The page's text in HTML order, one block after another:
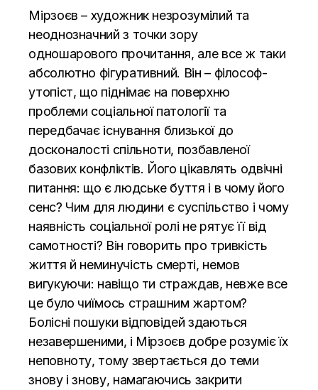
Мірзоєв – художник незрозумілий та
неоднозначний з точки зору
одношарового прочитання, але все ж таки
абсолютно фігуративний. Він – філософ-
утопіст, що піднімає на поверхню
проблеми соціальної патології та
передбачає існування близької до
досконалості спільноти, позбавленої
базових конфліктів. Його цікавлять одвічні
питання: що є людське буття і в чому його
сенс? Чим для людини є суспільство і чому
наявність соціальної ролі не рятує її від
самотності? Він говорить про тривкість
життя й неминучість смерті, немов
вигукуючи: навіщо ти страждав, невже все
це було чиїмось страшним жартом?
Болісні пошуки відповідей здаються
незавершеними, і Мірзоєв добре розуміє їх
неповноту, тому звертається до теми
знову і знову, намагаючись закрити